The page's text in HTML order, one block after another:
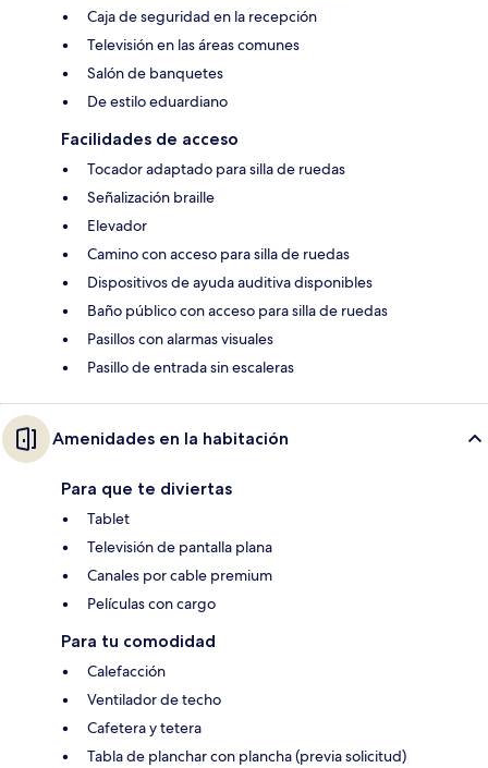
Caja de seguridad en la recepción
Televisión en las áreas comunes
Salón de banquetes
De estilo eduardiano
Facilidades de acceso
Tocador adaptado para silla de ruedas
Señalización braille
Elevador
Camino con acceso para silla de ruedas
Dispositivos de ayuda auditiva disponibles
Baño público con acceso para silla de ruedas
Pasillos con alarmas visuales
Pasillo de entrada sin escaleras
Amenidades en la habitación
Para que te diviertas
Tablet
Televisión de pantalla plana
Canales por cable premium
Películas con cargo
Para tu comodidad
Calefacción
Ventilador de techo
Cafetera y tetera
Tabla de planchar con plancha (previa solicitud)